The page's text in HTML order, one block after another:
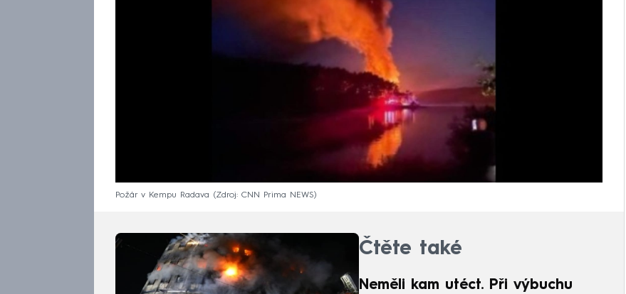
Požár v Kempu Radava Zdroj: CNN Prima NEWS
Čtěte také
Neměli kam utéct. Při výbuchu